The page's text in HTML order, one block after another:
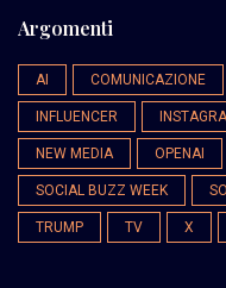
Argomenti
AI COMUNICAZIONE
INFLUENCER
NEW MEDIA OPENAI
SOCIAL BUZZ WEEK
TRUMP TV X